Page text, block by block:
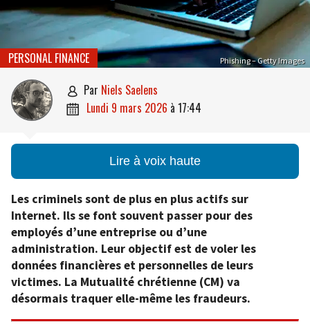
Phishing – Getty Images
PERSONAL FINANCE
 par Niels Saelens
 lundi 9 mars 2026 à 17:44
Lire à voix haute
Les criminels sont de plus en plus actifs sur
Internet. Ils se font souvent passer pour des
employés d’une entreprise ou d’une
administration. Leur objectif est de voler les
données financières et personnelles de leurs
victimes. La Mutualité chrétienne (CM) va
désormais traquer elle-même les fraudeurs.